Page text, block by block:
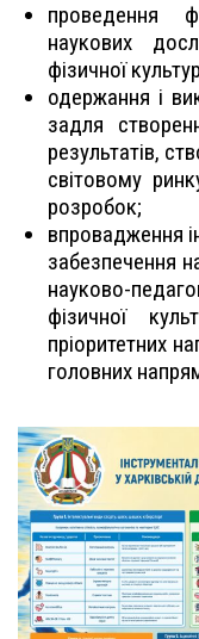
проведення
наукових
фізичної
одержання і
задля
результатів,
світовому
розробок;
впровадження
забезпечення
науково-
фізичної
пріоритетних
головних